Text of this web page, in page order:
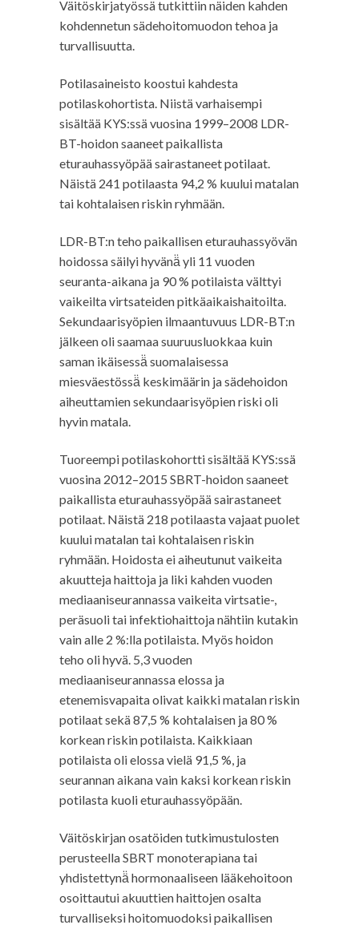
Väitöskirjatyössä tutkittiin näiden kahden
kohdennetun sädehoitomuodon tehoa ja
turvallisuutta.
Potilasaineisto koostui kahdesta
potilaskohortista. Niistä varhaisempi
sisältää KYS:ssä vuosina 1999–2008 LDR-
BT-hoidon saaneet paikallista
eturauhassyöpää sairastaneet potilaat.
Näistä 241 potilaasta 94,2 % kuului matalan
tai kohtalaisen riskin ryhmään.
LDR-BT:n teho paikallisen eturauhassyövän
hoidossa säilyi hyvänä̈ yli 11 vuoden
seuranta-aikana ja 90 % potilaista välttyi
vaikeilta virtsateiden pitkäaikaishaitoilta.
Sekundaarisyöpien ilmaantuvuus LDR-BT:n
jälkeen oli saamaa suuruusluokkaa kuin
saman ikäisessä̈ suomalaisessa
miesväestössä̈ keskimäärin ja sädehoidon
aiheuttamien sekundaarisyöpien riski oli
hyvin matala.
Tuoreempi potilaskohortti sisältää KYS:ssä
vuosina 2012–2015 SBRT-hoidon saaneet
paikallista eturauhassyöpää sairastaneet
potilaat. Näistä 218 potilaasta vajaat puolet
kuului matalan tai kohtalaisen riskin
ryhmään. Hoidosta ei aiheutunut vaikeita
akuutteja haittoja ja liki kahden vuoden
mediaaniseurannassa vaikeita virtsatie-,
peräsuoli tai infektiohaittoja nähtiin kutakin
vain alle 2 %:lla potilaista. Myös hoidon
teho oli hyvä. 5,3 vuoden
mediaaniseurannassa elossa ja
etenemisvapaita olivat kaikki matalan riskin
potilaat sekä 87,5 % kohtalaisen ja 80 %
korkean riskin potilaista. Kaikkiaan
potilaista oli elossa vielä 91,5 %, ja
seurannan aikana vain kaksi korkean riskin
potilasta kuoli eturauhassyöpään.
Väitöskirjan osatöiden tutkimustulosten
perusteella SBRT monoterapiana tai
yhdistettynä̈ hormonaaliseen lääkehoitoon
osoittautui akuuttien haittojen osalta
turvalliseksi hoitomuodoksi paikallisen